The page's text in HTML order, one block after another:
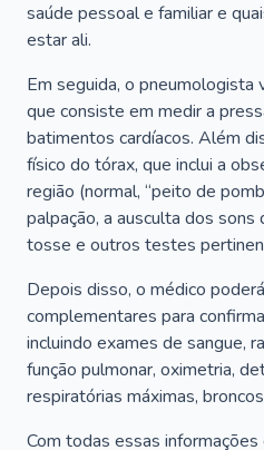
saúde pessoal e familiar e
estar ali.
Em seguida, o pneumologista
que consiste em medir a
batimentos cardíacos. Além
físico do tórax, que inclui a
região (normal, “peito de
palpação, a ausculta dos sons
tosse e outros testes
Depois disso, o médico
complementares para
incluindo exames de sangue,
função pulmonar, oximetria,
respiratórias máximas,
Com todas essas